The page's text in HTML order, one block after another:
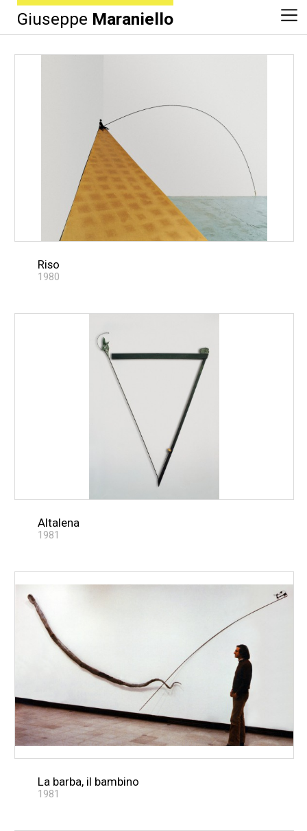
Giuseppe Maraniello
Riso
1980
Altalena
1981
La barba, il bambino
1981